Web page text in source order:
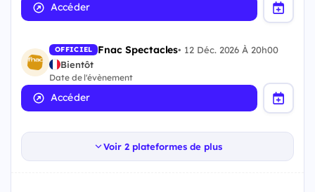
Accéder
OFFICIEL Fnac Spectacles• 12 Déc. 2026 À 20h00
Bientôt
Date de l'évènement
Accéder
Voir 2 plateformes de plus